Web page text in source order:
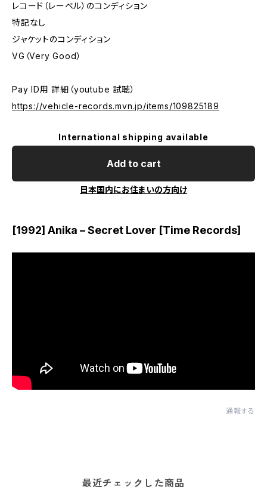
レコード（レーベル）のコンディション
特記なし
ジャケットのコンディション
VG（Very Good）
Pay ID用 詳細（youtube 試聴）
https://vehicle-records.mvn.jp/items/109825189
International shipping available
Add to cart
日本国内にお住まいの方向け
[1992] Anika – Secret Lover [Time Records]
通報する
最近チェックした商品